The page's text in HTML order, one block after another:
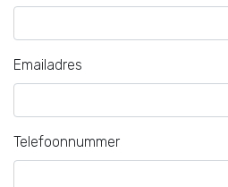
Emailadres
Telefoonnummer